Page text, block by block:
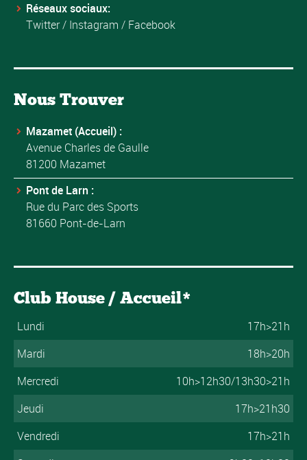
Réseaux sociaux:
Twitter/ Instagram / Facebook
Nous Trouver
Mazamet (Accueil) :
Avenue Charles de Gaulle
81200 Mazamet
Pont de Larn :
Rue du Parc des Sports
81660 Pont-de-Larn
Club House / Accueil*
Lundi
17h>21h
Mardi
18h>20h
Mercredi
10h>12h30/13h30>21h
Jeudi
17h>21h30
Vendredi
17h>21h